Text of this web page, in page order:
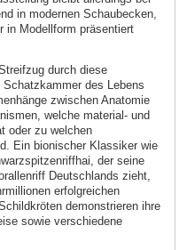
in modernen Schaubecken,
in Modellform präsentiert
durch diese
des Lebens
zwischen Anatomie
welche material- und
oder zu welchen
Ein bionischer Klassiker wie
der seine
Deutschlands zieht,
erfolgreichen
demonstrieren ihre
sowie verschiedene